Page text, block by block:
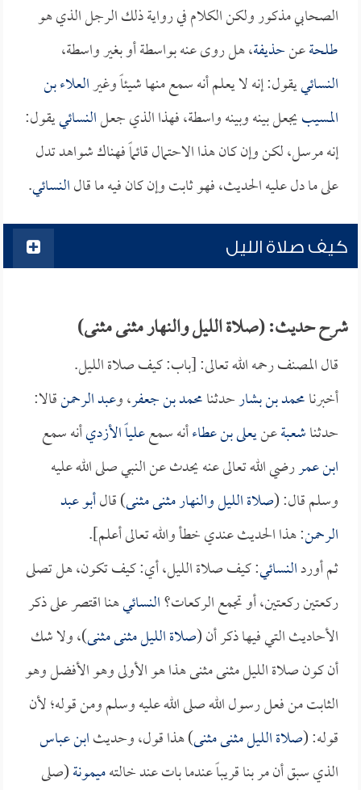
الصحابي مذكور ولكن الكلام في رواية ذلك الرجل الذي هو
طلحةعنحذيفة، هل روى عنه بواسطة أو بغير واسطة،
النسائييقول: إنه لا يعلم أنه سمع منها شيئاً وغيرالعلاء بن
المسيبيجعل بينه وبينه واسطة، فهذا الذي جعلالنسائييقول:
إنه مرسل، لكن وإن كان هذا الاحتمال قائماً فهناك شواهد تدل
على ما دل عليه الحديث، فهو ثابت وإن كان فيه ما قالالنسائي.
كيف صلاة الليل
شرح حديث: (صلاة الليل والنهار مثنى مثنى)
قال المصنف رحمه الله تعالى: [باب: كيف صلاة الليل.
أخبرنامحمد بن بشارحدثنامحمد بن جعفر، وعبد الرحمنقالا:
حدثناشعبةعنيعلى بن عطاءأنه سمععلياً الأزديأنه سمع
ابن عمررضي الله تعالى عنه يحدث عن النبي صلى الله عليه
وسلم قال: (صلاة الليل والنهار مثنى مثنى) قالأبو عبد
الرحمن: هذا الحديث عندي خطأ والله تعالى أعلم].
ثم أوردالنسائي: كيف صلاة الليل، أي: كيف تكون، هل تصلى
ركعتين ركعتين، أو تجمع الركعات؟النسائيهنا اقتصر على ذكر
الأحاديث التي فيها ذكر أن (صلاة الليل مثنى مثنى)، ولا شك
أن كون صلاة الليل مثنى مثنى هذا هو الأولى وهو الأفضل وهو
الثابت من فعل رسول الله صلى الله عليه وسلم ومن قوله؛ لأن
قوله: (صلاة الليل مثنى مثنى) هذا قول، وحديثابن عباس
الذي سبق أن مر بنا قريباً عندما بات عند خالتهميمونة(صلى